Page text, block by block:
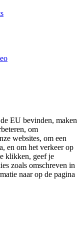
EU bevinden, maken
om
websites, om een
en om het verkeer op
klikken, geef je
zoals omschreven in
naar op de pagina